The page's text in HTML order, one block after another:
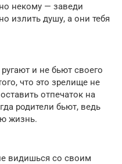
некому — заведи
излить душу, а они тебя
и не бьют своего
что это зрелище не
отпечаток на
родители бьют, ведь
жизнь.
видишься со своим